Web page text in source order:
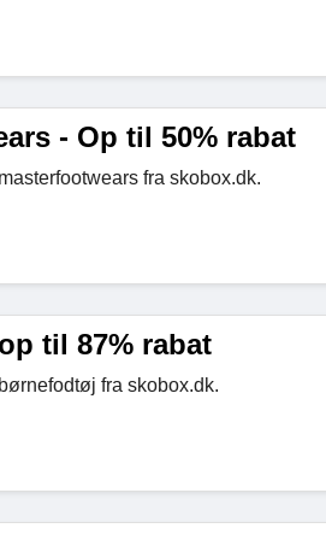
- Op til 50% rabat
fra skobox.dk.
til 87% rabat
fra skobox.dk.